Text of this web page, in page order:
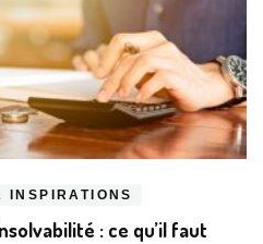
INSPIRATIONS
: ce qu’il faut